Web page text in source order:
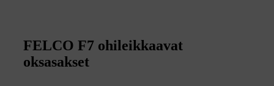
FELCO F7 ohileikkaavat
oksasakset